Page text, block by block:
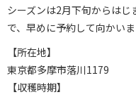
シーズンは2月下旬からは
で、早めに予約して向かいま
【所在地】
東京都多摩市落川1179
【収穫時期】